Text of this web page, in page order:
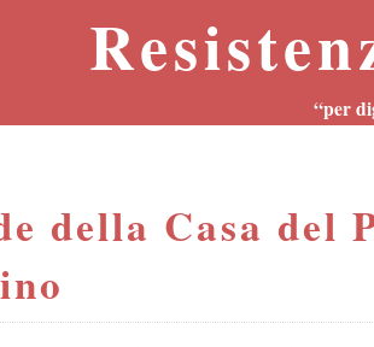
“per
della Casa del